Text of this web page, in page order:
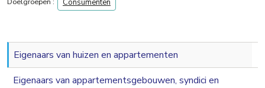
Consumenten
Eigenaars van huizen en appartementen
Eigenaars van appartementsgebouwen, syndici en